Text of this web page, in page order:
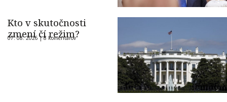
Kto v skutočnosti
zmení čí režim?
07. 08. 2026 |8 komentárov